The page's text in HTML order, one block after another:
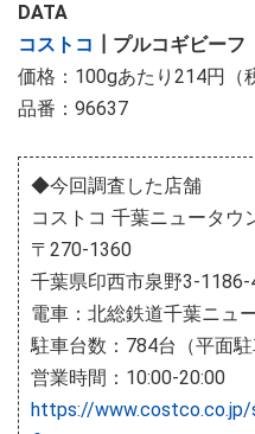
DATA
コストコ
┃プルコギビーフ
価格：100gあたり214円（
品番：96637
◆今回調査した店舗
コストコ 千葉ニュータウ
〒270-1360
千葉県印西市泉野3-1186-
電車：北総鉄道千葉ニュ
駐車台数：784台（平面駐
営業時間：10:00-20:00
https://